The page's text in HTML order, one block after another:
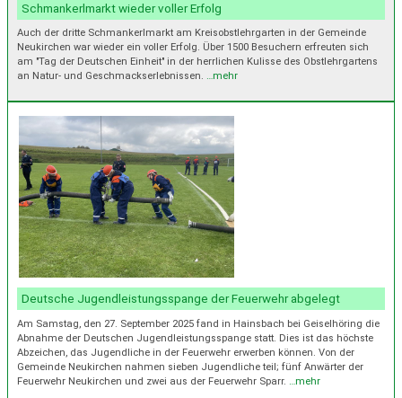
Schmankerlmarkt wieder voller Erfolg
Auch der dritte Schmankerlmarkt am Kreisobstlehrgarten in der Gemeinde
Neukirchen war wieder ein voller Erfolg. Über 1500 Besuchern erfreuten sich
am "Tag der Deutschen Einheit" in der herrlichen Kulisse des Obstlehrgartens
an Natur- und Geschmackserlebnissen. …mehr
Deutsche Jugendleistungsspange der Feuerwehr abgelegt
Am Samstag, den 27. September 2025 fand in Hainsbach bei Geiselhöring die
Abnahme der Deutschen Jugendleistungsspange statt. Dies ist das höchste
Abzeichen, das Jugendliche in der Feuerwehr erwerben können. Von der
Gemeinde Neukirchen nahmen sieben Jugendliche teil; fünf Anwärter der
Feuerwehr Neukirchen und zwei aus der Feuerwehr Sparr. …mehr